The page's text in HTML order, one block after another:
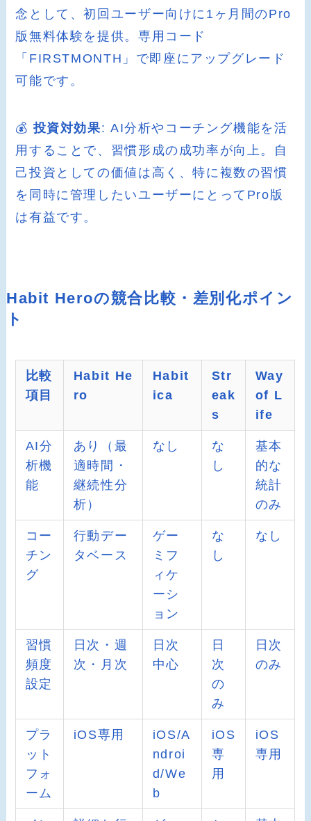
念として、初回ユーザー向けに1ヶ月間のPro
版無料体験を提供。専用コード
「FIRSTMONTH」で即座にアップグレード
可能です。
💰 投資対効果: AI分析やコーチング機能を活
用することで、習慣形成の成功率が向上。自
己投資としての価値は高く、特に複数の習慣
を同時に管理したいユーザーにとってPro版
は有益です。
Habit Heroの競合比較・差別化ポイン
ト
比較
項目
Habit He
ro
Habit
ica
Str
eak
s
Way
of L
ife
AI分
析機
能
あり（最
適時間・
継続性分
析）
なし
な
し
基本
的な
統計
のみ
コー
チン
グ
行動デー
タベース
ゲー
ミフ
ィケ
ーシ
ョン
な
し
なし
習慣
頻度
設定
日次・週
次・月次
日次
中心
日
次
の
み
日次
のみ
プラ
ット
フォ
ーム
iOS専用
iOS/A
ndroi
d/We
b
iOS
専
用
iOS
専用